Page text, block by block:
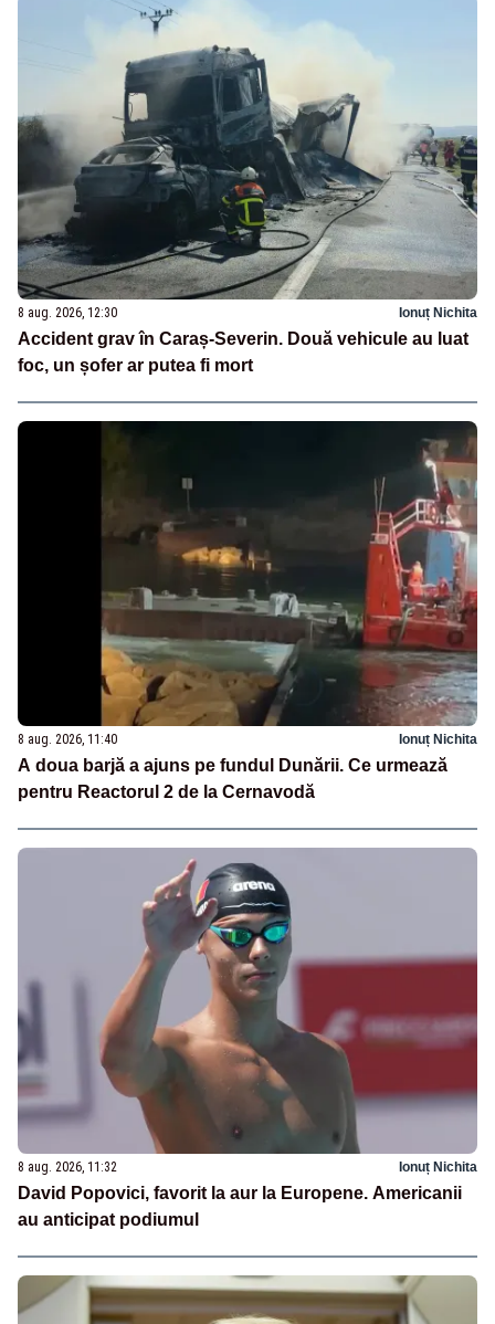
8 aug. 2026, 12:30 Ionuț Nichita
Accident grav în Caraș-Severin. Două vehicule au luat
foc, un șofer ar putea fi mort
8 aug. 2026, 11:40 Ionuț Nichita
A doua barjă a ajuns pe fundul Dunării. Ce urmează
pentru Reactorul 2 de la Cernavodă
8 aug. 2026, 11:32 Ionuț Nichita
David Popovici, favorit la aur la Europene. Americanii
au anticipat podiumul